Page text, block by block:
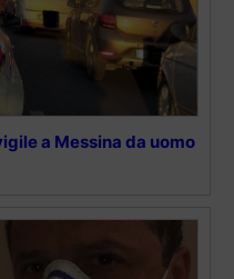
a Messina da uomo